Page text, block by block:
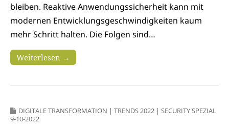
bleiben. Reaktive Anwendungssicherheit kann mit
modernen Entwicklungsgeschwindigkeiten kaum
mehr Schritt halten. Die Folgen sind…
Weiterlesen →
DIGITALE TRANSFORMATION | TRENDS 2022 | SECURITY SPEZIAL
9-10-2022